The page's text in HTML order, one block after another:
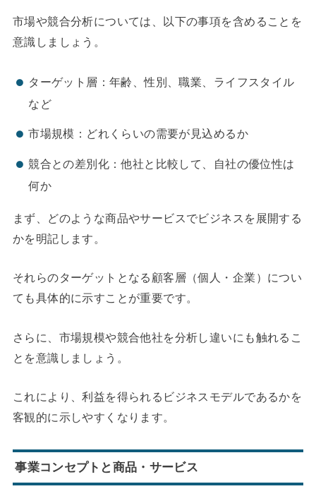
市場や競合分析については、以下の事項を含めることを
意識しましょう。
ターゲット層：年齢、性別、職業、ライフスタイル
など
市場規模：どれくらいの需要が見込めるか
競合との差別化：他社と比較して、自社の優位性は
何か
まず、どのような商品やサービスでビジネスを展開する
かを明記します。
それらのターゲットとなる顧客層（個人・企業）につい
ても具体的に示すことが重要です。
さらに、市場規模や競合他社を分析し違いにも触れるこ
とを意識しましょう。
これにより、利益を得られるビジネスモデルであるかを
客観的に示しやすくなります。
事業コンセプトと商品・サービス